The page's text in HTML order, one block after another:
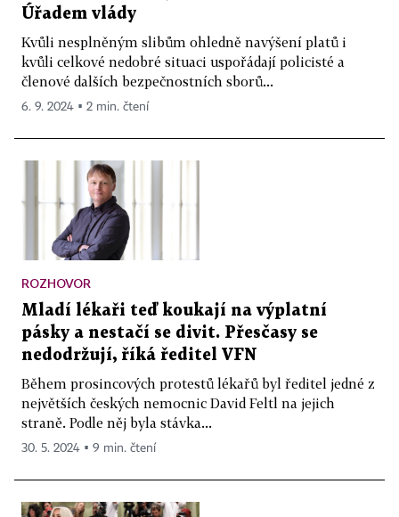
Úřadem vlády
Kvůli nesplněným slibům ohledně navýšení platů i
kvůli celkové nedobré situaci uspořádají policisté a
členové dalších bezpečnostních sborů...
6. 9. 2024 ▪ 2 min. čtení
ROZHOVOR
Mladí lékaři teď koukají na výplatní
pásky a nestačí se divit. Přesčasy se
nedodržují, říká ředitel VFN
Během prosincových protestů lékařů byl ředitel jedné z
největších českých nemocnic David Feltl na jejich
straně. Podle něj byla stávka...
30. 5. 2024 ▪ 9 min. čtení